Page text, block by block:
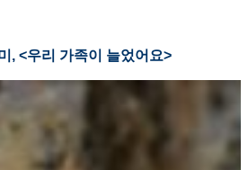
, <우리 가족이 늘었어요>